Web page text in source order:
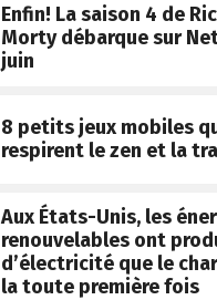
Enfin! La saison 4 de
Morty débarque sur
juin
8 petits jeux mobiles
respirent le zen et la
Aux États-Unis, les
renouvelables ont
d’électricité que le
la toute première fois